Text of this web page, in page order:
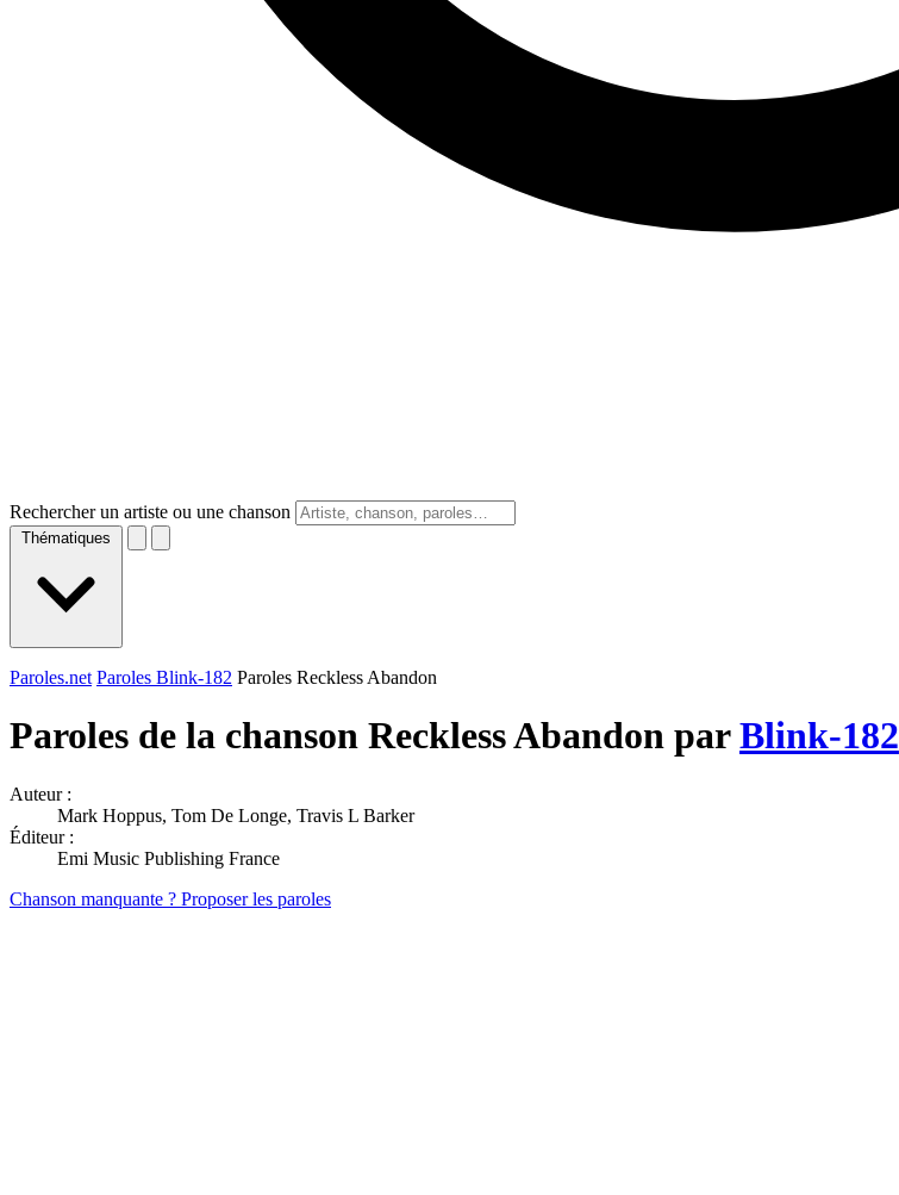
Rechercher un artiste ou une chanson
Thématiques
Paroles.net Paroles Blink-182 Paroles Reckless Abandon
Paroles de la chanson Reckless Abandon parBlink-182
Auteur :
Mark Hoppus, Tom De Longe, Travis L Barker
Éditeur :
Emi Music Publishing France
Chanson manquante ? Proposer les paroles